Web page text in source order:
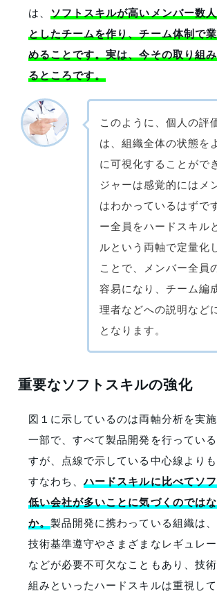
は、 ソフトスキルが高いメンバー数
としたチームを作り、チーム体制で
めることです。実は、今その取り組
るところです。
このように、個人の評
は、組織全体の状態を
に可視化することがで
ジャーは感覚的にはメ
はわかっているはずで
ー全員をハードスキル
ルという両軸で定量化
ことで、メンバー全員
容易になり、チーム編
理者などへの説明など
となります。
重要なソフトスキルの強化
図１に示しているのは両軸分析を実
一部で、すべて製品開発を行ってい
すが、点線で示している中心線よりも
すなわち、ハードスキルに比べてソ
低い会社が多いことに気づくのでは
か。製品開発に携わっている組織は
技術基準遵守やさまざまなレギュレ
などが必要不可欠なこともあり、技
組みといったハードスキルは重視し